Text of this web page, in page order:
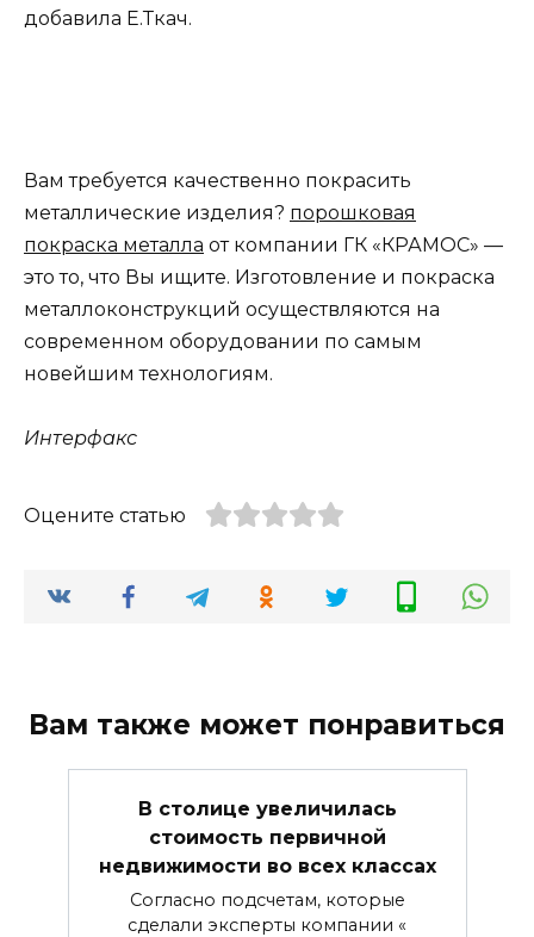
добавила Е.Ткач.
Вам требуется качественно покрасить
металлические изделия? порошковая
покраска металла от компании ГК «КРАМОС» —
это то, что Вы ищите. Изготовление и покраска
металлоконструкций осуществляются на
современном оборудовании по самым
новейшим технологиям.
Интерфакс
Оцените статью
Вам также может понравиться
В столице увеличилась
стоимость первичной
недвижимости во всех классах
Согласно подсчетам, которые
сделали эксперты компании «